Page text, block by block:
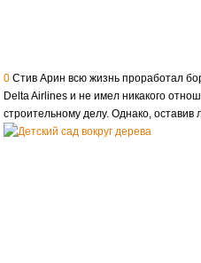
0 Стив Арин всю жизнь проработал
Delta Airlines и не имел никакого
строительному делу. Однако, оставив